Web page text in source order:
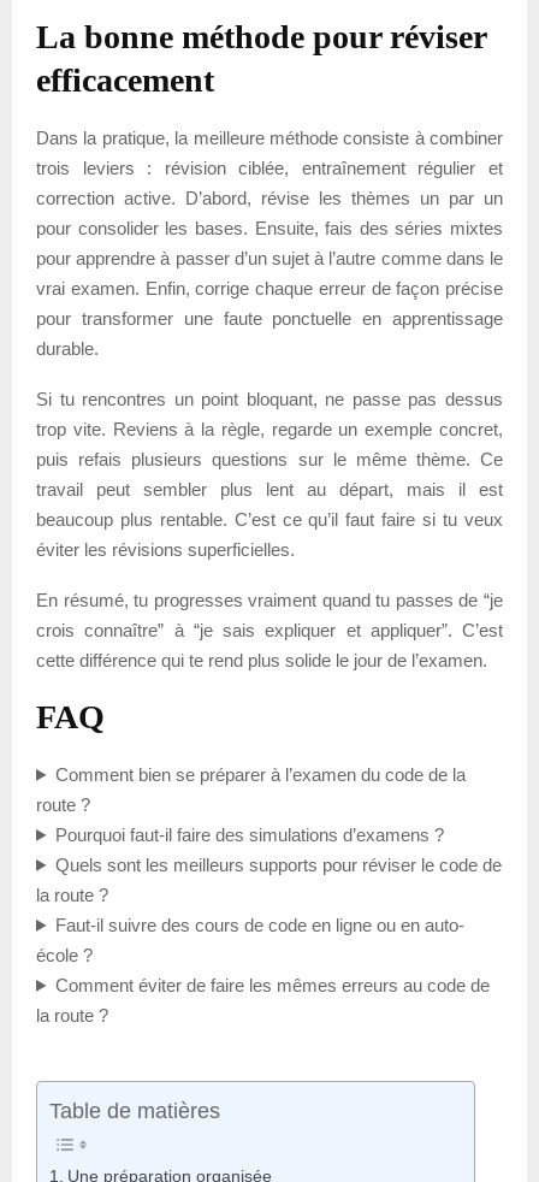
La bonne méthode pour réviser
efficacement
Dans la pratique, la meilleure méthode consiste à combiner
trois leviers : révision ciblée, entraînement régulier et
correction active. D’abord, révise les thèmes un par un
pour consolider les bases. Ensuite, fais des séries mixtes
pour apprendre à passer d’un sujet à l’autre comme dans le
vrai examen. Enfin, corrige chaque erreur de façon précise
pour transformer une faute ponctuelle en apprentissage
durable.
Si tu rencontres un point bloquant, ne passe pas dessus
trop vite. Reviens à la règle, regarde un exemple concret,
puis refais plusieurs questions sur le même thème. Ce
travail peut sembler plus lent au départ, mais il est
beaucoup plus rentable. C’est ce qu’il faut faire si tu veux
éviter les révisions superficielles.
En résumé, tu progresses vraiment quand tu passes de “je
crois connaître” à “je sais expliquer et appliquer”. C’est
cette différence qui te rend plus solide le jour de l’examen.
FAQ
Comment bien se préparer à l’examen du code de la
route ?
Pourquoi faut-il faire des simulations d’examens ?
Quels sont les meilleurs supports pour réviser le code de
la route ?
Faut-il suivre des cours de code en ligne ou en auto-
école ?
Comment éviter de faire les mêmes erreurs au code de
la route ?
Table de matières
Une préparation organisée